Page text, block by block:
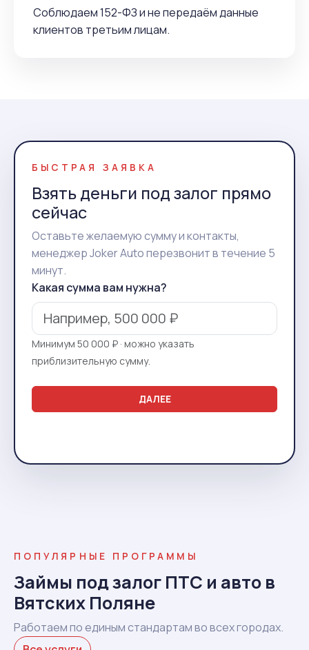
Соблюдаем 152-ФЗ и не передаём данные
клиентов третьим лицам.
БЫСТРАЯ ЗАЯВКА
Взять деньги под залог прямо
сейчас
Оставьте желаемую сумму и контакты,
менеджер Joker Auto перезвонит в течение 5
минут.
Какая сумма вам нужна?
Минимум 50 000 ₽ · можно указать
приблизительную сумму.
ДАЛЕЕ
ПОПУЛЯРНЫЕ ПРОГРАММЫ
Займы под залог ПТС и авто в
Вятских Поляне
Работаем по единым стандартам во всех городах.